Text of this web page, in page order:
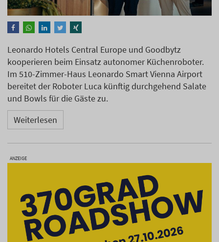
Leonardo Hotels Central Europe und Goodbytz
kooperieren beim Einsatz autonomer Küchenroboter.
Im 510-Zimmer-Haus Leonardo Smart Vienna Airport
bereitet der Roboter Luca künftig durchgehend Salate
und Bowls für die Gäste zu.
Weiterlesen
ANZEIGE